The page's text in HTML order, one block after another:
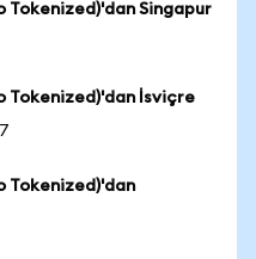
Tokenized)'dan Singapur
Tokenized)'dan İsviçre
Tokenized)'dan